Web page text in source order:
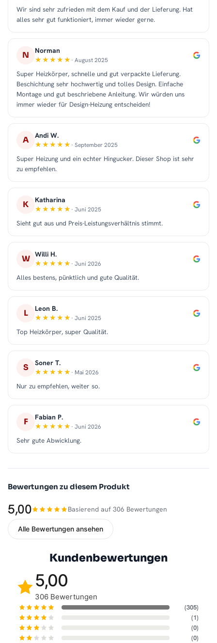
Wir sind sehr zufrieden mit dem Kauf und der Lieferung. Hat
alles sehr gut funktioniert, immer wieder gerne.
N Norman
· August 2025
Super Heizkörper, schnelle und gut verpackte Lieferung.
Beschichtung sehr hochwertig und tolles Design. Einfache
Montage und gut beschriebene Anleitung. Wir würden uns
immer wieder für Design-Heizung entscheiden!
A Andi W.
· September 2025
Super Heizung und ein echter Hingucker. Dieser Shop ist sehr
zu empfehlen.
K Katharina
· Juni 2025
Sieht gut aus und Preis-Leistungsverhältnis stimmt.
W Willi H.
· Juni 2026
Alles bestens, pünktlich und gute Qualität.
L Leon B.
· Juni 2025
Top Heizkörper, super Qualität.
S Soner T.
· Mai 2026
Nur zu empfehlen, weiter so.
F Fabian P.
· Juni 2026
Sehr gute Abwicklung.
Bewertungen zu diesem Produkt
5,00 Basierend auf 306 Bewertungen
Alle Bewertungen ansehen
Kundenbewertungen
5,00
306 Bewertungen
(305)
(1)
(0)
(0)